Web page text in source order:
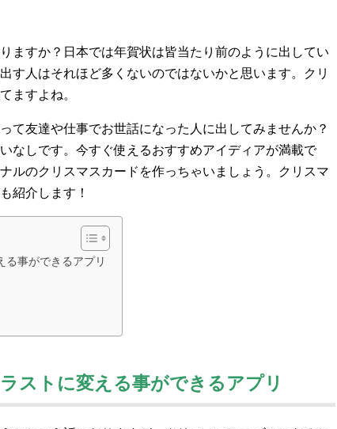
ますか？日本では年賀状は皆当たり前のように出してい
す人はそれほど多くないのではないかと思います。クリ
ますよね。
て友達や仕事でお世話になった人に出してみませんか？
なしです。今すぐ使えるおすすめアイディアが満載で
ルのクリスマスカードを作っちゃいましょう。クリスマ
紹介します！
る事ができるアプリ
ストに変える事ができるアプリ